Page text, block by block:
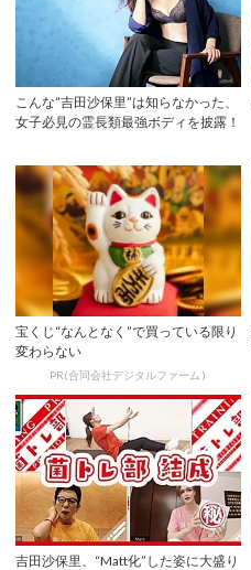
こんな”吉田沙保里”は知らなかった、
女子必見の霊長類最強ボディを披露！
宝くじ“なんとなく”で買っている限り
変わらない
PR(合同会社デジタルファーム )
吉田沙保里、“Matt化”した姿に大盛り